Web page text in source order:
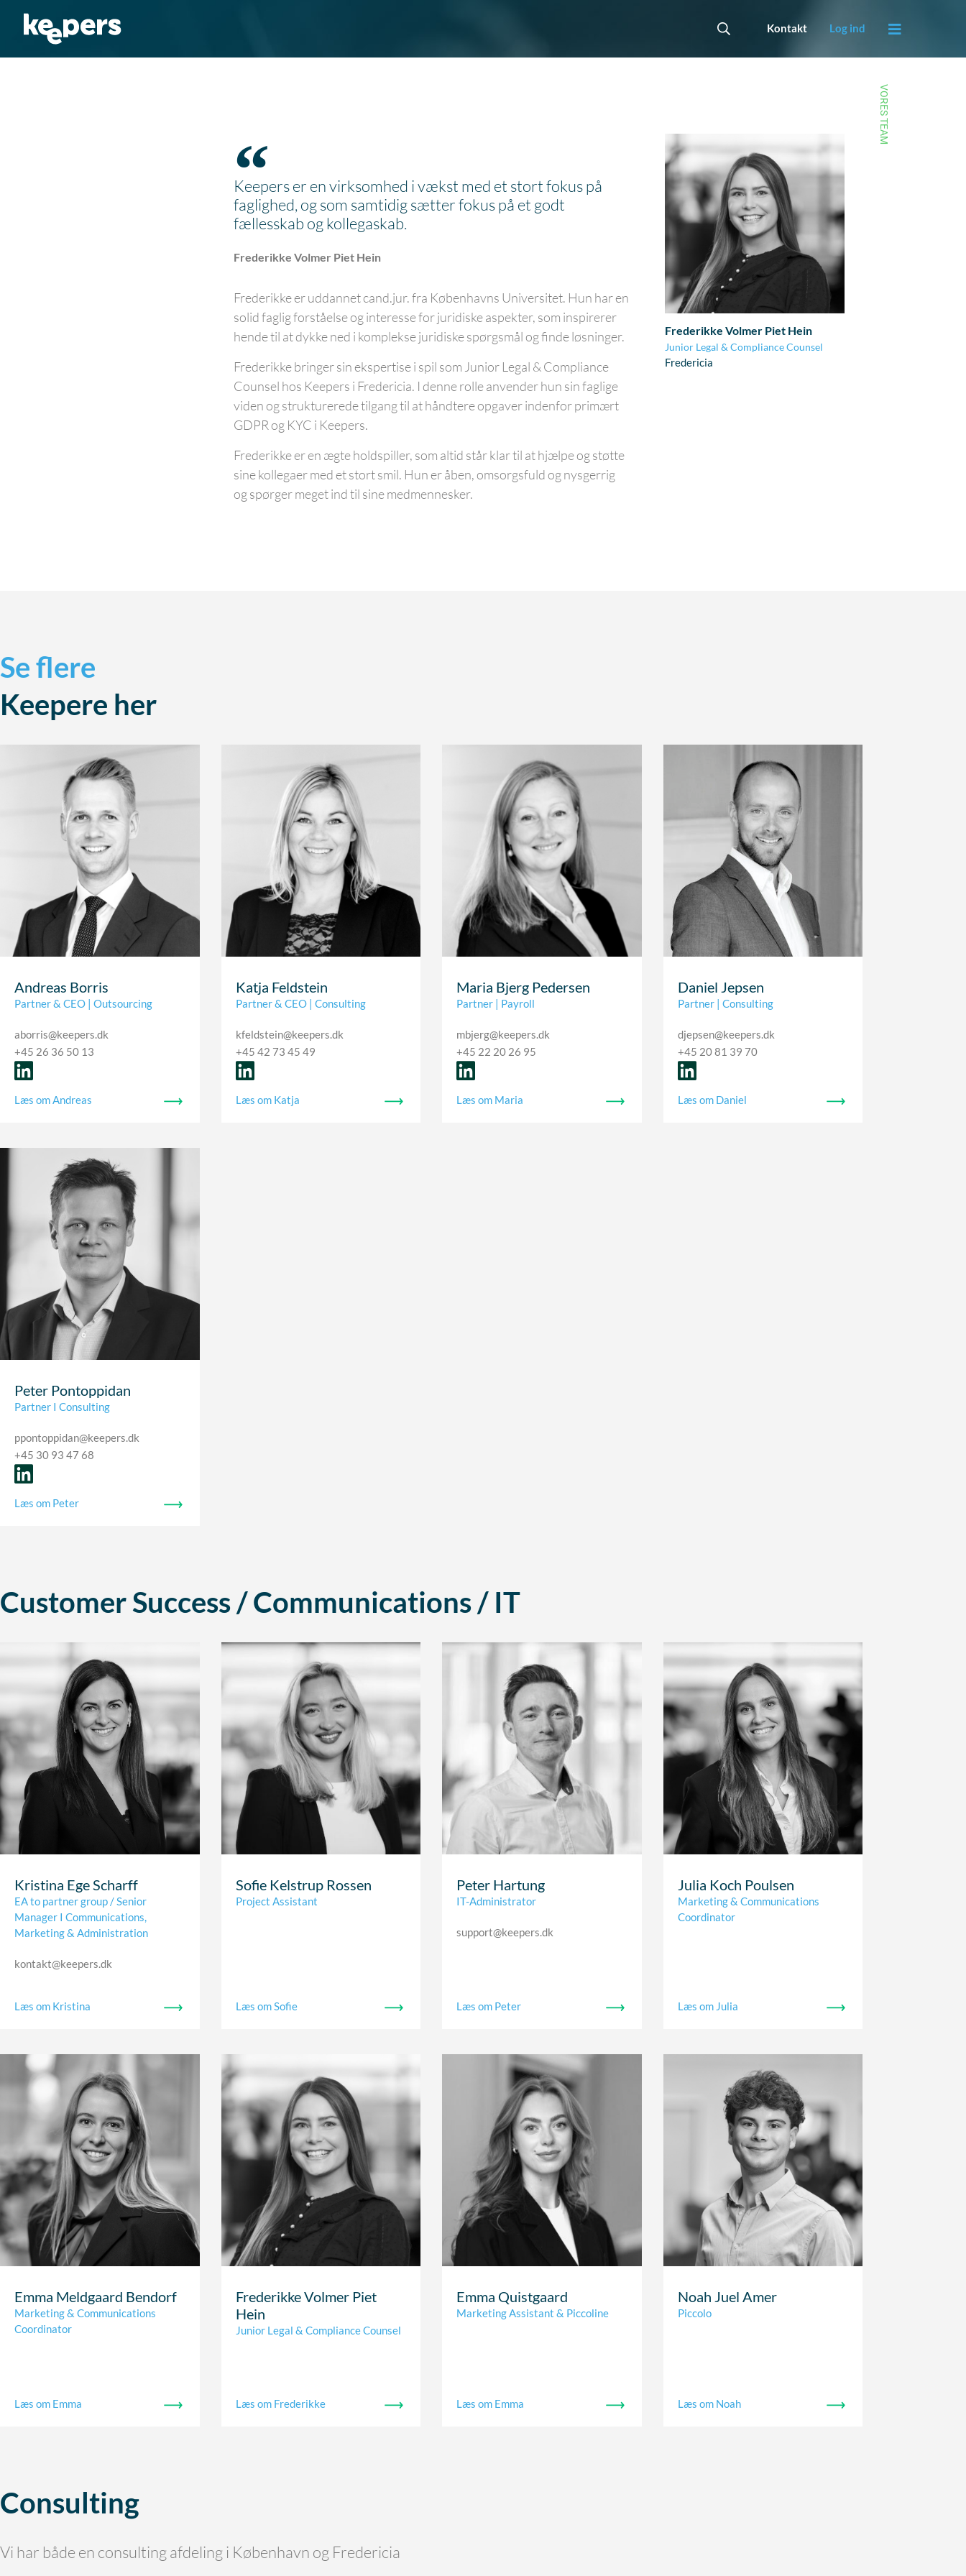
Kontakt Log ind
VORES TEAM
Keepers er en virksomhed i vækst med et stort fokus på
faglighed, og som samtidig sætter fokus på et godt
fællesskab og kollegaskab.
Frederikke Volmer Piet Hein
Frederikke er uddannet cand.jur. fra Københavns Universitet. Hun har en
solid faglig forståelse og interesse for juridiske aspekter, som inspirerer
hende til at dykke ned i komplekse juridiske spørgsmål og finde løsninger.
Frederikke bringer sin ekspertise i spil som Junior Legal & Compliance
Counsel hos Keepers i Fredericia. I denne rolle anvender hun sin faglige
viden og strukturerede tilgang til at håndtere opgaver indenfor primært
GDPR og KYC i Keepers.
Frederikke er en ægte holdspiller, som altid står klar til at hjælpe og støtte
sine kollegaer med et stort smil. Hun er åben, omsorgsfuld og nysgerrig
og spørger meget ind til sine medmennesker.
Frederikke Volmer Piet Hein
Junior Legal & Compliance Counsel
Fredericia
Se flere
Keepere her
Andreas Borris
Partner & CEO | Outsourcing
aborris@keepers.dk
+45 26 36 50 13
Læs om Andreas
Katja Feldstein
Partner & CEO | Consulting
kfeldstein@keepers.dk
+45 42 73 45 49
Læs om Katja
Maria Bjerg Pedersen
Partner | Payroll
mbjerg@keepers.dk
+45 22 20 26 95
Læs om Maria
Daniel Jepsen
Partner | Consulting
djepsen@keepers.dk
+45 20 81 39 70
Læs om Daniel
Peter Pontoppidan
Partner I Consulting
ppontoppidan@keepers.dk
+45 30 93 47 68
Læs om Peter
Customer Success / Communications / IT
Kristina Ege Scharff
EA to partner group / Senior
Manager I Communications,
Marketing & Administration
kontakt@keepers.dk
Læs om Kristina
Sofie Kelstrup Rossen
Project Assistant
Læs om Sofie
Peter Hartung
IT-Administrator
support@keepers.dk
Læs om Peter
Julia Koch Poulsen
Marketing & Communications
Coordinator
Læs om Julia
Emma Meldgaard Bendorf
Marketing & Communications
Coordinator
Læs om Emma
Frederikke Volmer Piet
Hein
Junior Legal & Compliance Counsel
Læs om Frederikke
Emma Quistgaard
Marketing Assistant & Piccoline
Læs om Emma
Noah Juel Amer
Piccolo
Læs om Noah
Consulting
Vi har både en consulting afdeling i København og Fredericia